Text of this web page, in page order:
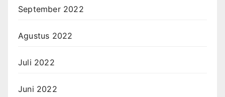
September 2022
Agustus 2022
Juli 2022
Juni 2022